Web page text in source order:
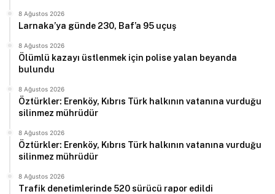
8 Ağustos 2026
Larnaka’ya günde 230, Baf’a 95 uçuş
8 Ağustos 2026
Ölümlü kazayı üstlenmek için polise yalan beyanda
bulundu
8 Ağustos 2026
Öztürkler: Erenköy, Kıbrıs Türk halkının vatanına vurduğu
silinmez mührüdür
8 Ağustos 2026
Öztürkler: Erenköy, Kıbrıs Türk halkının vatanına vurduğu
silinmez mührüdür
8 Ağustos 2026
Trafik denetimlerinde 520 sürücü rapor edildi